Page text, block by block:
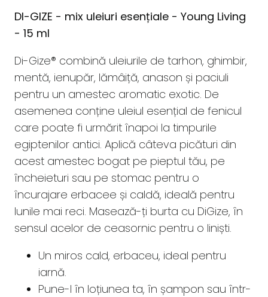
DI-GIZE - mix uleiuri esențiale - Young Living
- 15 ml
Di-Gize® combină uleiurile de tarhon, ghimbir,
mentă, ienupăr, lămâiță, anason și paciuli
pentru un amestec aromatic exotic. De
asemenea conține uleiul esențial de fenicul
care poate fi urmărit înapoi la timpurile
egiptenilor antici. Aplică câteva picături din
acest amestec bogat pe pieptul tău, pe
încheieturi sau pe stomac pentru o
încurajare erbacee și caldă, ideală pentru
lunile mai reci. Masează-ți burta cu DiGize, în
sensul acelor de ceasornic pentru o liniști.
Un miros cald, erbaceu, ideal pentru
iarnă.
Pune-l în loțiunea ta, în șampon sau într-